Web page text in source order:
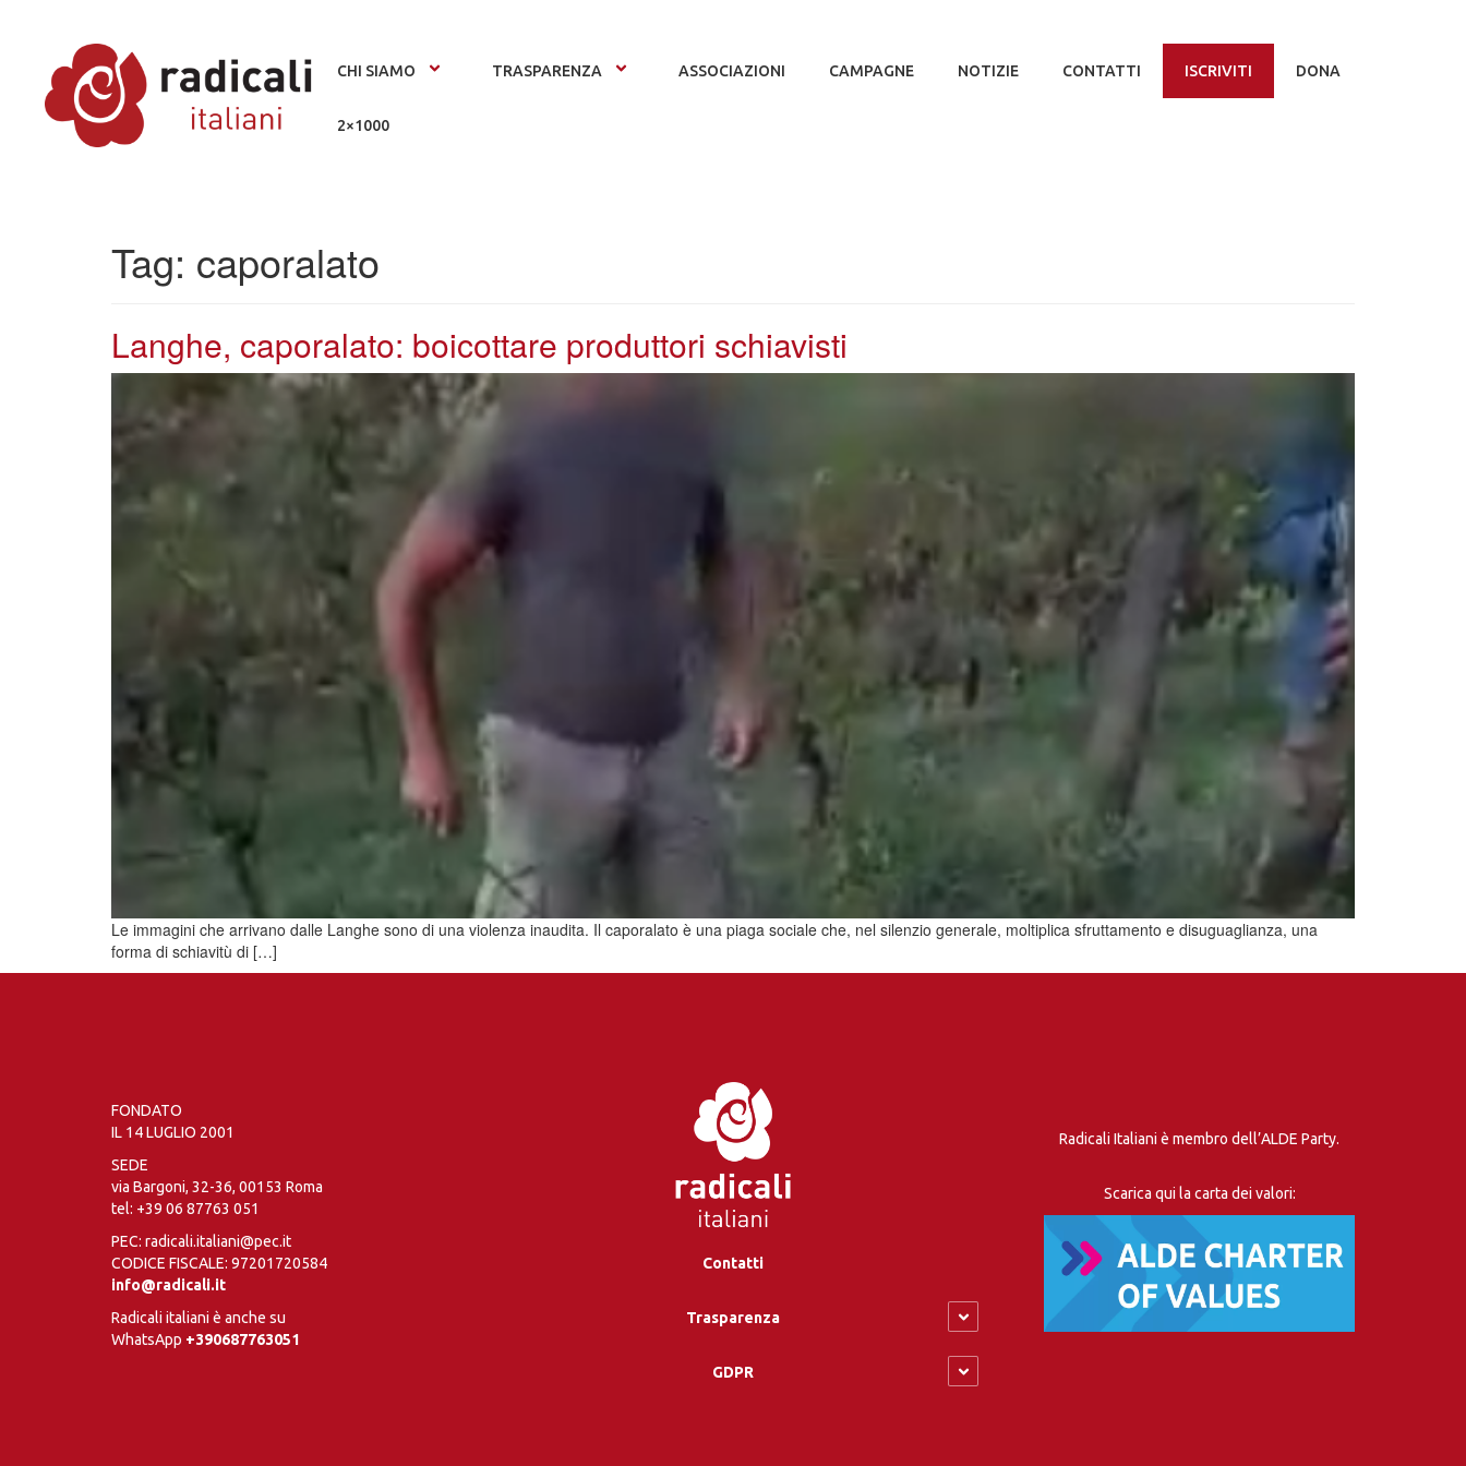
CHI SIAMO TRASPARENZA ASSOCIAZIONI CAMPAGNE NOTIZIE CONTATTI ISCRIVITI DONA
2×1000
Tag: caporalato
Langhe, caporalato: boicottare produttori schiavisti
Le immagini che arrivano dalle Langhe sono di una violenza inaudita. Il caporalato è una piaga sociale che, nel silenzio generale, moltiplica sfruttamento e disuguaglianza, una
forma di schiavitù di […]
FONDATO
IL 14 LUGLIO 2001
SEDE
via Bargoni, 32-36, 00153 Roma
tel: +39 06 87763 051
PEC: radicali.italiani@pec.it
CODICE FISCALE: 97201720584
info@radicali.it
Radicali italiani è anche su
WhatsApp +390687763051
Contatti
Trasparenza
GDPR
Radicali Italiani è membro dell’ALDE Party.
Scarica qui la carta dei valori: